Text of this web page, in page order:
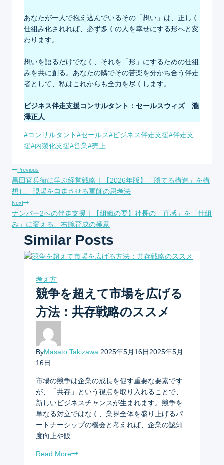
あなたが一人で抱え込んでいるその「想い」は、正しく
仕組み化されれば、必ず多くの人を幸せにする形へと変
わります。
想いを語るだけでなく、それを「形」にするための仕組
みを共に創る。あなたの隣でその苦楽を分かち合う伴走
者として、私はこれからも全力を尽くします。
ビジネス伴走支援コンサルタント：セールスウィズ 瀧
澤正人
Post
Tags:
#コンサルタント#セールス#ビジネス伴走支援#伴走支
援#内製化支援#営業#売上
投
稿
ナ
ビ
ゲ
Previous
黒田官兵衛に学ぶ経営戦略｜【2026年版】「勝てる構造」を構
想し、現場を自走させる軍師の思考法
Next
ナンバー2への伴走支援｜【組織の要】社長の「直感」を「仕組
み」に変える、右腕育成の極意
Similar Posts
考え方
競争を超えて市場を広げる
方法：共存戦略のススメ
ByMasato Takizawa 2025年5月16日2025年5月
16日
市場の競争は企業の成長を促す重要な要素です
が、「共存」という視点を取り入れることで、
新しいビジネスチャンスが生まれます。競争を
単なる対立ではなく、業界全体を盛り上げるパ
ートナーシップの機会と考えれば、企業の認知
度向上や販…
Read More